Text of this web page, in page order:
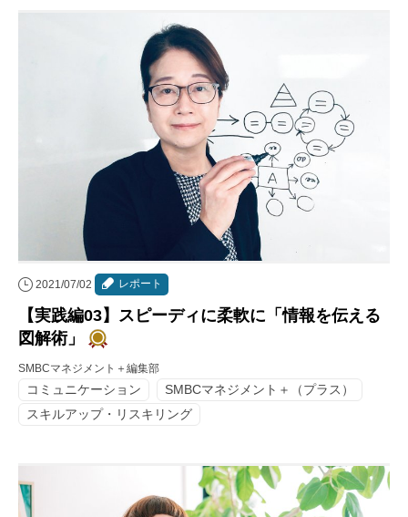
プライバシーポリシー
本サイトのご利用にあたって
運営会社2021/07/02 レポート
【実践編03】スピーディに柔軟に「情報を伝える
図解術」
SMBCマネジメント＋編集部
コミュニケーション
SMBCマネジメント＋（プラス）
スキルアップ・リスキリング